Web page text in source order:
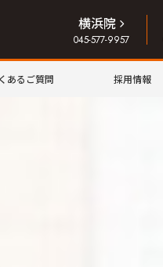
横浜院
045-577-9957
あるご質問 採用情報